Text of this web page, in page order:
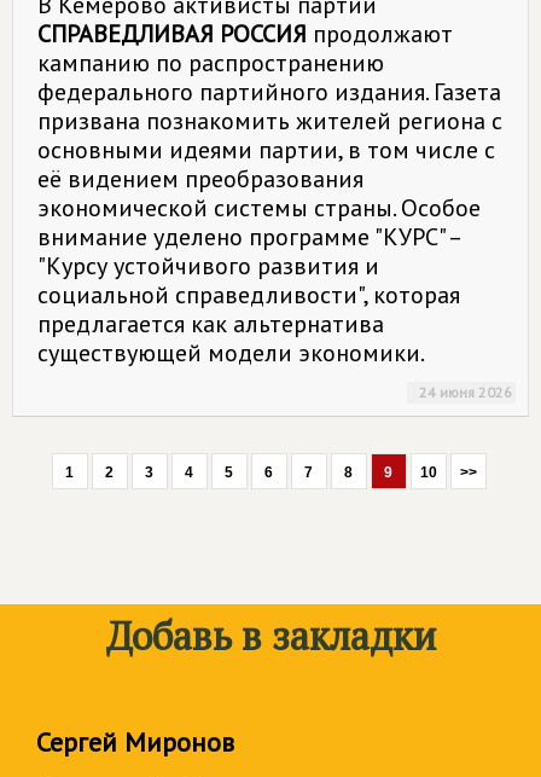
СПРАВЕДЛИВАЯ РОССИЯ продолжают
кампанию по распространению
федерального партийного издания. Газета
призвана познакомить жителей региона с
основными идеями партии, в том числе с
её видением преобразования
экономической системы страны. Особое
внимание уделено программе "КУРС" –
"Курсу устойчивого развития и
социальной справедливости", которая
предлагается как альтернатива
существующей модели экономики.
24 июня 2026
1 2 3 4 5 6 7 8 9 10 >>
Добавь в закладки
Сергей Миронов